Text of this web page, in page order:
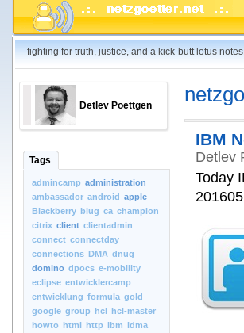
fighting for truth, justice, and a kick-butt lotus
Detlev Poettgen
Tags
admincamp administration
ambassador android apple
Blackberry blug ca champion
citrix client clientadmin
connect connectday
connections DMA dnug
domino dpocs e-mobility
eclipse entwicklercamp
entwicklung formula gold
google group hcl hcl-master
howto html http ibm idma
IBM
Detlev
Today